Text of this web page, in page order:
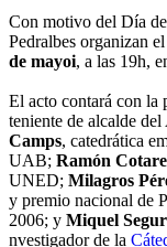
Con motivo del Día
Pedralbes organizan el
de mayoi, a las 19h,
El acto contará con la
teniente de alcalde
Camps, catedrática
UAB; Ramón
UNED; Milagros
y premio nacional de
2006; y Miquel
nvestigador de la